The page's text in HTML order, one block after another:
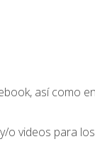
así como
videos para